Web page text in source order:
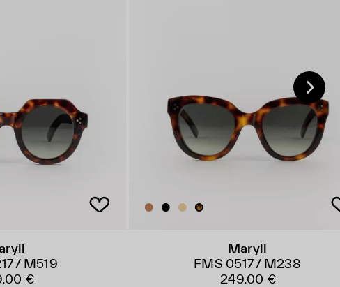
/ M519
€
Maryll
FMS 0517 / M238
249.00 €